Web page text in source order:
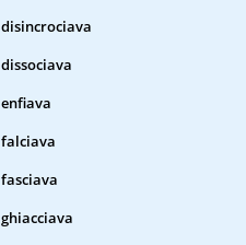
disincrociava
dissociava
enfiava
falciava
fasciava
ghiacciava